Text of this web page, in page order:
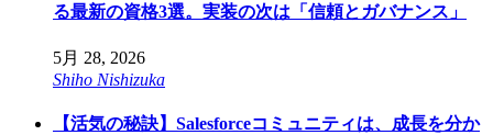
る最新の資格3選。実装の次は「信頼とガバナンス」
5月 28, 2026
Shiho Nishizuka
【活気の秘訣】Salesforceコミュニティは、成長を分か